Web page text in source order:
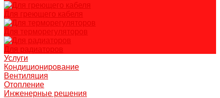
Для греющего кабеля
Для терморегуляторов
Для радиаторов
Услуги
Кондиционирование
Вентиляция
Отопление
Инженерные решения